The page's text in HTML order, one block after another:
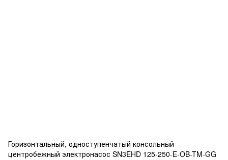
Горизонтальный, одноступенчатый консольный
центробежный электронасос SN3EHD 125-250-E-OB-TM-GG